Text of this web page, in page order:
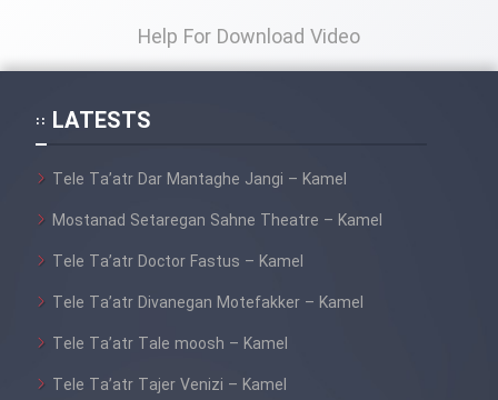
Help For Download Video
LATESTS
Tele Ta’atr Dar Mantaghe Jangi – Kamel
Mostanad Setaregan Sahne Theatre – Kamel
Tele Ta’atr Doctor Fastus – Kamel
Tele Ta’atr Divanegan Motefakker – Kamel
Tele Ta’atr Tale moosh – Kamel
Tele Ta’atr Tajer Venizi – Kamel